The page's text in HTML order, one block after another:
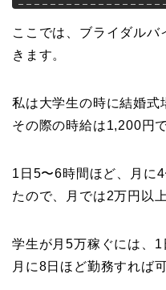
ここでは、ブライダルバ
きます。
私は大学生の時に結婚式
その際の時給は1,200円で
1日5〜6時間ほど、月に
たので、月では2万円以
学生が月5万稼ぐには、1
月に8日ほど勤務すれば